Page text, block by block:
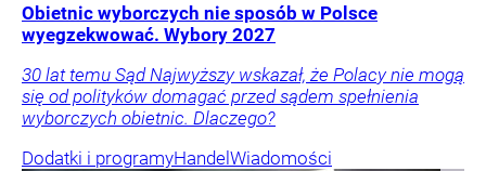
Obietnic wyborczych nie sposób w Polsce
wyegzekwować. Wybory 2027
30 lat temu Sąd Najwyższy wskazał, że Polacy nie mogą
się od polityków domagać przed sądem spełnienia
wyborczych obietnic. Dlaczego?
Dodatki i programyHandel Wiadomości